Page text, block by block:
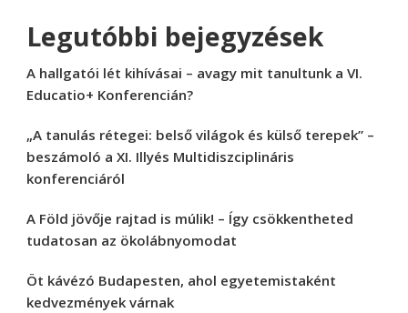
Legutóbbi bejegyzések
A hallgatói lét kihívásai – avagy mit tanultunk a VI.
Educatio+ Konferencián?
„A tanulás rétegei: belső világok és külső terepek” –
beszámoló a XI. Illyés Multidiszciplináris
konferenciáról
A Föld jövője rajtad is múlik! – Így csökkentheted
tudatosan az ökolábnyomodat
Öt kávézó Budapesten, ahol egyetemistaként
kedvezmények várnak